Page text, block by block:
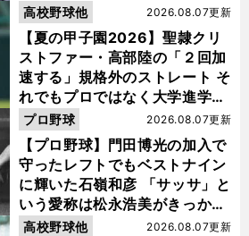
【夏の甲子園2026】聖隷クリ
ストファー・高部陸の「２回加
速する」規格外のストレート そ
れでもプロではなく大学進学を
選ぶ理由
2026.08.07更新
高校野球他
【プロ野球】門田博光の加入で
守ったレフトでもベストナイン
に輝いた石嶺和彦 「サッサ」と
いう愛称は松永浩美がきっか
け？
2026.08.07更新
プロ野球
2026.08.07更新
高校野球他